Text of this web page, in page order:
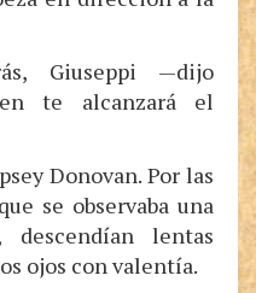
Giuseppi —dijo
te alcanzará el
Donovan. Por las
se observaba una
lentas
ojos con valentía.